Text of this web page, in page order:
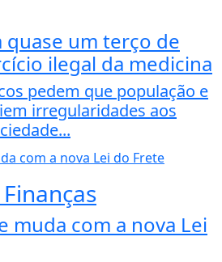
quase um terço de
ilegal da medicina
pedem que população e
irregularidades aos
muda com a nova Lei